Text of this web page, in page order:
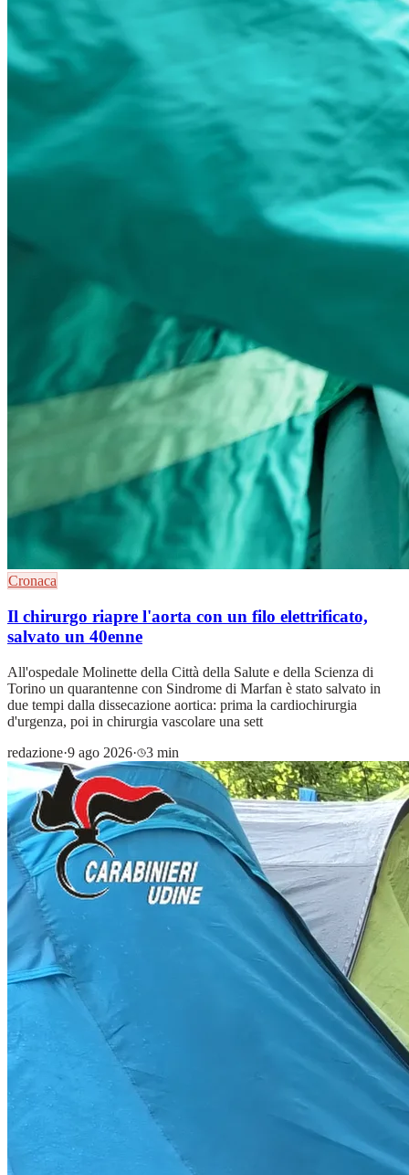
Cronaca
Il chirurgo riapre l'aorta con un filo elettrificato,
salvato un 40enne
All'ospedale Molinette della Città della Salute e della Scienza di
Torino un quarantenne con Sindrome di Marfan è stato salvato in
due tempi dalla dissecazione aortica: prima la cardiochirurgia
d'urgenza, poi in chirurgia vascolare una sett
redazione·9 ago 2026· 3 min